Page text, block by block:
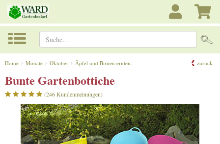
Suche...
Home Monate Oktober Äpfel und Birnen ernten. zurück
Bunte Gartenbottiche
(246 Kundenmeinungen)